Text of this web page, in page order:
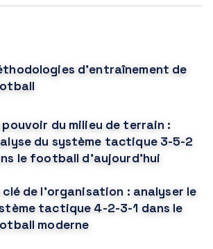
d'entraînement de
pouvoir du milieu de terrain :
du système tactique 3-5-2
le football d'aujourd'hui
clé de l'organisation : analyser le
tactique 4-2-3-1 dans le
moderne